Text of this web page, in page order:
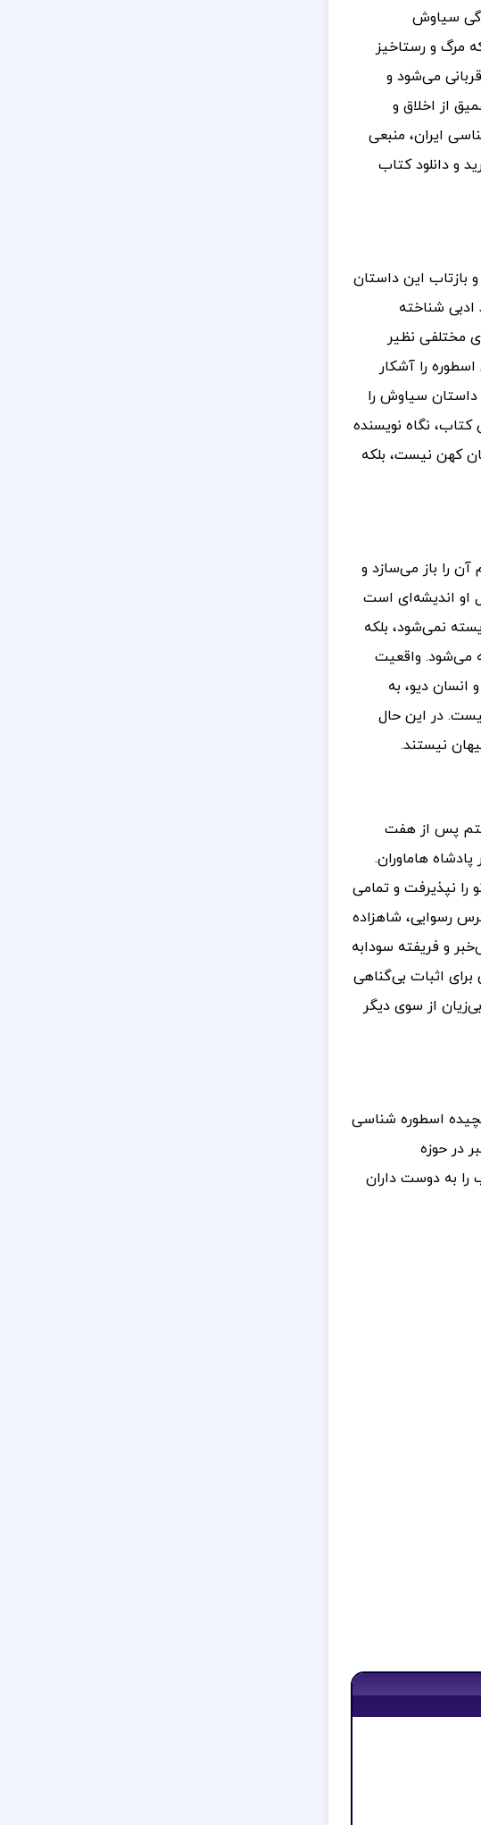
سیاوش
مرگ و رستاخیز
می‌شود و
از اخلاق و
ایران، منبعی
و دانلود کتاب
این داستان
شناخته
مختلفی نظیر
را آشکار
سیاوش را
نگاه نویسنده
کهن نیست، بلکه
را باز می‌سازد و
او اندیشه‌ای است
نمی‌شود، بلکه
می‌شود. واقعیت
دیو، به‌
در این حال
نیستند.
پس از هفت
هاماوران.
را نپذیرفت و تمامی
رسوایی، شاهزاده
و فریفته سودابه
اثبات بی‌گناهی
از سوی دیگر
اسطوره‌ شناسی
در حوزه
را به دوست داران